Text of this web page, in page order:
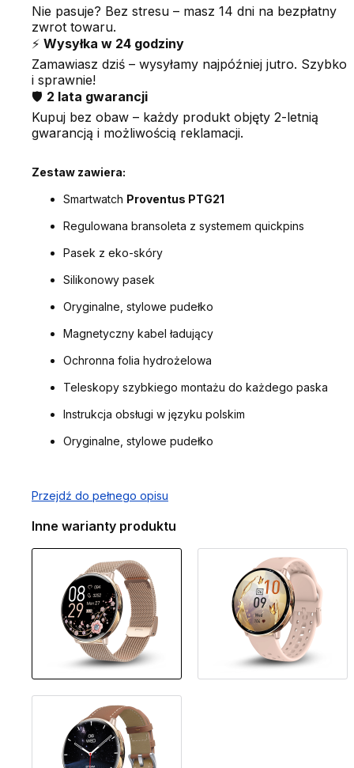
Nie pasuje? Bez stresu – masz 14 dni na bezpłatny
zwrot towaru.
⚡ Wysyłka w 24 godziny
Zamawiasz dziś – wysyłamy najpóźniej jutro. Szybko
i sprawnie!
🛡️ 2 lata gwarancji
Kupuj bez obaw – każdy produkt objęty 2-letnią
gwarancją i możliwością reklamacji.
Zestaw zawiera:
Smartwatch Proventus PTG21
Regulowana bransoleta z systemem quickpins
Pasek z eko-skóry
Silikonowy pasek
Oryginalne, stylowe pudełko
Magnetyczny kabel ładujący
Ochronna folia hydrożelowa
Teleskopy szybkiego montażu do każdego paska
Instrukcja obsługi w języku polskim
Oryginalne, stylowe pudełko
Przejdź do pełnego opisu
Inne warianty produktu